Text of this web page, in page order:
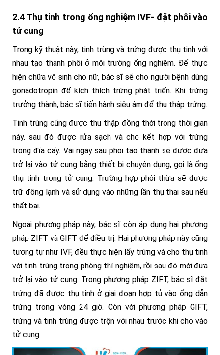
2.4 Thụ tinh trong ống nghiệm IVF- đặt phôi vào
tử cung
Trong kỹ thuật này, tinh trùng và trứng được thụ tinh với
nhau tạo thành phôi ở môi trường ống nghiệm. Để thực
hiện chữa vô sinh cho nữ, bác sĩ sẽ cho người bệnh dùng
gonadotropin để kích thích trứng phát triển. Khi trứng
trưởng thành, bác sĩ tiến hành siêu âm để thu thập trứng.
Tinh trùng cũng được thu thập đồng thời trong thời gian
này. sau đó được rửa sạch và cho kết hợp với trứng
trong đĩa cấy. Vài ngày sau phôi tạo thành sẽ được đưa
trở lại vào tử cung bằng thiết bị chuyên dụng, gọi là ống
thụ tinh trong tử cung. Trường hợp phôi thừa sẽ được
trữ đông lạnh và sử dụng vào những lần thụ thai sau nếu
thất bại.
Ngoài phương pháp này, bác sĩ còn áp dụng hai phương
pháp ZIFT và GIFT để điều trị. Hai phương pháp này cũng
tương tự như IVF, đều thực hiện lấy trứng và cho thụ tinh
với tinh trùng trong phòng thí nghiệm, rồi sau đó mới đưa
trở lại vào tử cung. Trong phương pháp ZIFT, bác sĩ đặt
trứng đã được thụ tinh ở giai đoạn hợp tủ vào ống dẫn
trứng trong vòng 24 giờ. Còn với phương pháp GIFT,
trứng và tinh trùng được trộn với nhau trước khi cho vào
tử cung.